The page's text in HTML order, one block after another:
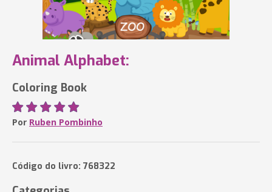
Animal Alphabet:
Coloring Book
Por Ruben Pombinho
Código do livro: 768322